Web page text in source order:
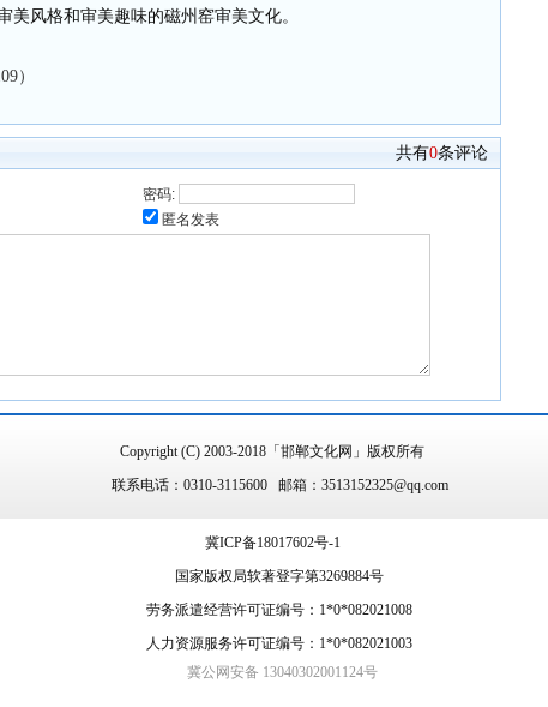
美风格和审美趣味的磁州窑审美文化。
）
共有0条评论
密码:
匿名发表
Copyright (C) 2003-2018「邯郸文化网」版权所有
联系电话：0310-3115600 邮箱：3513152325@qq.com
冀ICP备18017602号-1
国家版权局软著登字第3269884号
劳务派遣经营许可证编号：1*0*082021008
人力资源服务许可证编号：1*0*082021003
冀公网安备 13040302001124号